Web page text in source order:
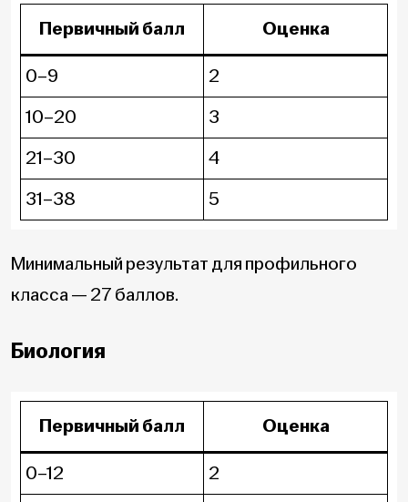
Первичный балл Оценка
0–9
2
10–20
3
21–30
4
31–38
5
Минимальный результат для профильного
класса — 27 баллов.
Биология
Первичный балл Оценка
0–12
2